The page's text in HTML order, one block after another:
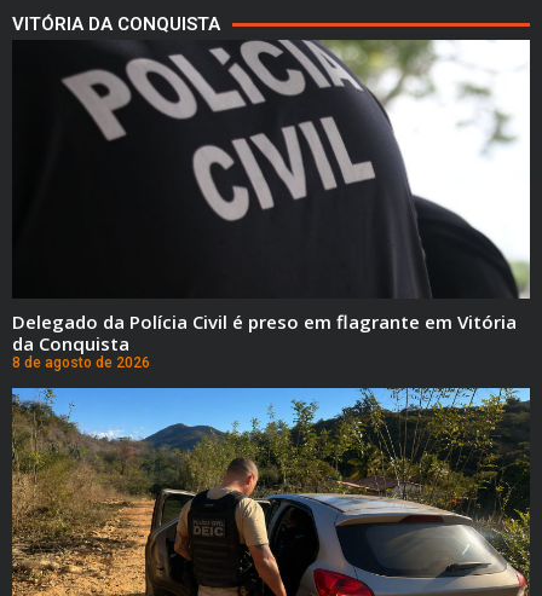
VITÓRIA DA CONQUISTA
Delegado da Polícia Civil é preso em flagrante em Vitória
da Conquista
8 de agosto de 2026